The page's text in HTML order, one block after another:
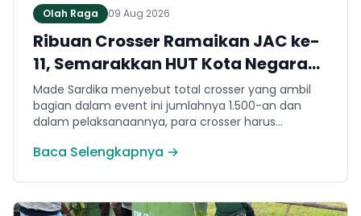
Olah Raga 09 Aug 2026
Ribuan Crosser Ramaikan JAC ke-
11, Semarakkan HUT Kota Negara
ke-131
Made Sardika menyebut total crosser yang ambil
bagian dalam event ini jumlahnya 1.500-an dan
dalam pelaksanaannya, para crosser harus
tanah, tanjakan, turunan hingga trek yang
Baca Selengkapnya →